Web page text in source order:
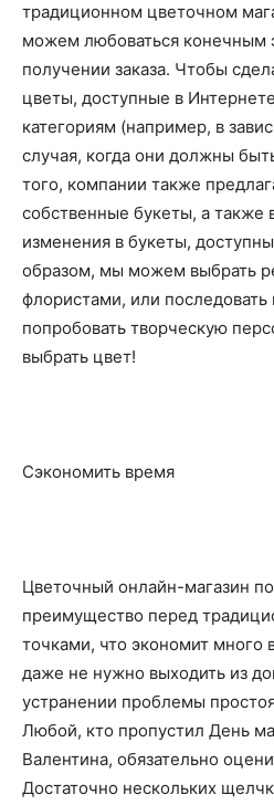
традиционном цветочном
можем любоваться конечным
получении заказа. Чтобы
цветы, доступные в
категориям (например, в
случая, когда они должны
того, компании также
собственные букеты, а также
изменения в букеты,
образом, мы можем выбрать
флористами, или
попробовать творческую
выбрать цвет!
Сэкономить время
Цветочный онлайн-магазин
преимущество перед
точками, что экономит много
даже не нужно выходить из
устранении проблемы
Любой, кто пропустил День
Валентина, обязательно
Достаточно нескольких